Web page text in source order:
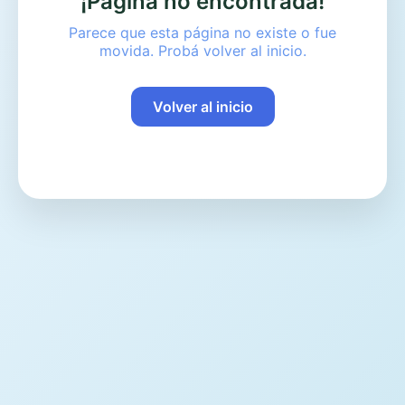
Parece que esta página no existe o fue
movida. Probá volver al inicio.
Volver al inicio